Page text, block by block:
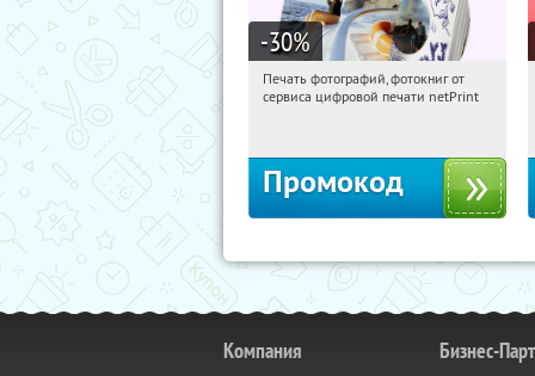
-30%
10:51:59 Получили:
Печать фотографий, фотокниг от
сервиса цифровой печати netPrint
Промокод
Компания Бизнес-